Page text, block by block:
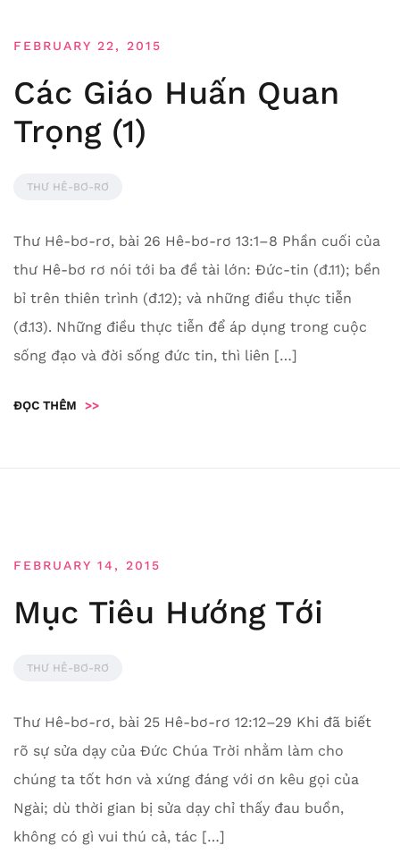
FEBRUARY 22, 2015
Các Giáo Huấn Quan
Trọng (1)
THƯ HÊ-BƠ-RƠ
Thư Hê-bơ-rơ, bài 26 Hê-bơ-rơ 13:1–8 Phần cuối của
thư Hê-bơ rơ nói tới ba đề tài lớn: Đức-tin (đ.11); bền
bỉ trên thiên trình (đ.12); và những điều thực tiễn
(đ.13). Những điều thực tiễn để áp dụng trong cuộc
sống đạo và đời sống đức tin, thì liên […]
ĐỌC THÊM >>
FEBRUARY 14, 2015
Mục Tiêu Hướng Tới
THƯ HÊ-BƠ-RƠ
Thư Hê-bơ-rơ, bài 25 Hê-bơ-rơ 12:12–29 Khi đã biết
rõ sự sửa dạy của Đức Chúa Trời nhằm làm cho
chúng ta tốt hơn và xứng đáng với ơn kêu gọi của
Ngài; dù thời gian bị sửa dạy chỉ thấy đau buồn,
không có gì vui thú cả, tác […]